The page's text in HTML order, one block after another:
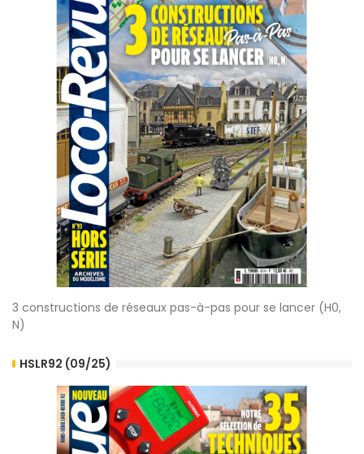
3 constructions de réseaux pas-à-pas pour se lancer (H0,
N)
HSLR92 (09/25)